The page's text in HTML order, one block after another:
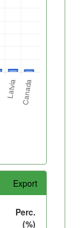
Export
Perc.
(%)